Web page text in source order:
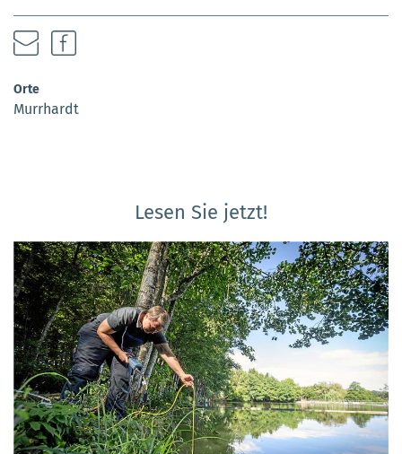
Orte
Murrhardt
Lesen Sie jetzt!